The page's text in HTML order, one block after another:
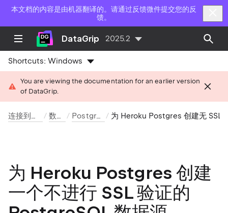
本文档的内容是由机器翻译的。请通过反馈微件提交您的反
馈。
DataGrip 2025.2
Shortcuts:Windows
You are viewing the documentation for an earlier version
of DataGrip.
连接到数据库 数据源 PostgreSQL
为 Heroku Postgres 创建
一个不进行 SSL 验证的